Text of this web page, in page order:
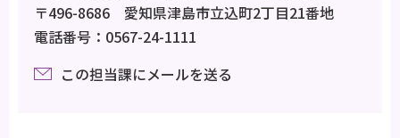
〒496-8686 愛知県津島市立込町2丁目21番地
電話番号：0567-24-1111
この担当課にメールを送る